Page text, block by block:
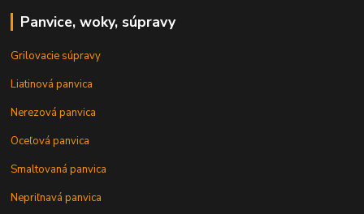
Panvice, woky, súpravy
Grilovacie súpravy
Liatinová panvica
Nerezová panvica
Oceľová panvica
Smaltovaná panvica
Nepriľnavá panvica